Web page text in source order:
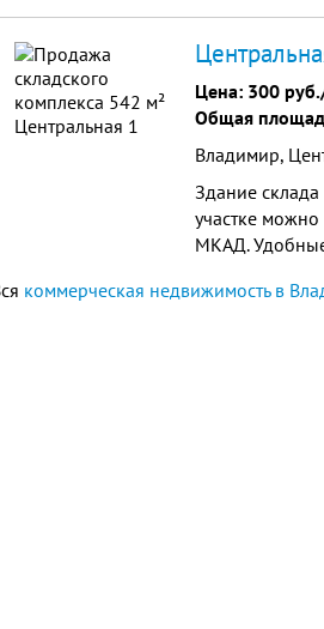
Цена: 300
Общая
Владимир,
Здание
участке
МКАД.
коммерческая недвижимость в